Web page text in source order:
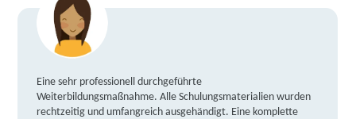
Eine sehr professionell durchgeführte
Weiterbildungsmaßnahme. Alle Schulungsmaterialien wurden
rechtzeitig und umfangreich ausgehändigt. Eine komplette